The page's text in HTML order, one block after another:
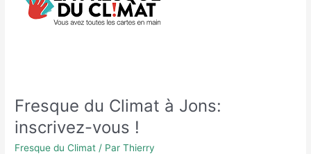
Fresque du Climat à Jons:
inscrivez-vous !
Fresque du Climat / ParThierry